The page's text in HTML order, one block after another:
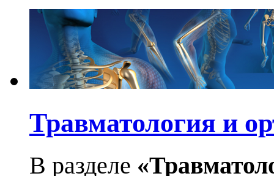
Травматология и
В разделе